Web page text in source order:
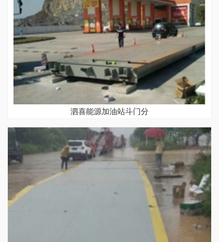
泗喜能源加油站斗门分